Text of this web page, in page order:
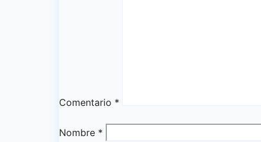
Comentario *
Nombre *